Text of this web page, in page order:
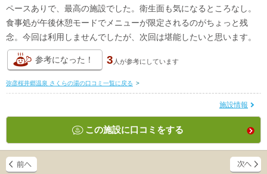
ペースありで、最高の施設でした。衛生面も気になるところなし。
食事処が午後休憩モードでメニューが限定されるのがちょっと残
念。今回は利用しませんでしたが、次回は堪能したいと思います。
参考になった！ 3 人が参考にしています
弥彦桜井郷温泉 さくらの湯の口コミ一覧に戻る >
施設情報
この施設に口コミをする